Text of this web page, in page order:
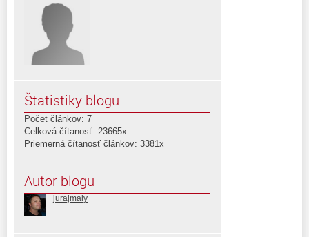
Štatistiky blogu
Počet článkov: 7
Celková čítanosť: 23665x
Priemerná čítanosť článkov: 3381x
Autor blogu
jurajmaly